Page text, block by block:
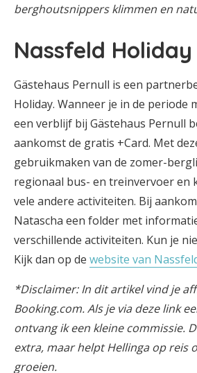
berghoutsnippers klimmen en
Nassfeld Holiday
Gästehaus Pernull is een
Holiday. Wanneer je in de periode
een verblijf bij Gästehaus Pernull
aankomst de gratis +Card. Met
gebruikmaken van de zomer-
regionaal bus- en treinvervoer en
vele andere activiteiten. Bij
Natascha een folder met
verschillende activiteiten. Kun je
Kijk dan op de website van
*Disclaimer: In dit artikel vind je
Booking.com. Als je via deze link
ontvang ik een kleine commissie.
extra, maar helpt Hellinga op reis
groeien.